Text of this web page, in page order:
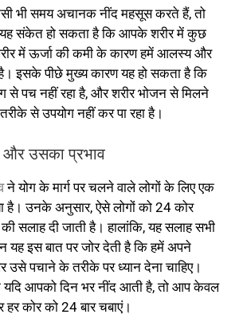
भी समय अचानक नींद महसूस करते हैं, तो
संकेत हो सकता है कि आपके शरीर में कुछ
में ऊर्जा की कमी के कारण हमें आलस्य और
इसके पीछे मुख्य कारण यह हो सकता है कि
से पच नहीं रहा है, और शरीर भोजन से मिलने
से उपयोग नहीं कर पा रहा है।
और उसका प्रभाव
ने योग के मार्ग पर चलने वाले लोगों के लिए एक
है। उनके अनुसार, ऐसे लोगों को 24 कोर
सलाह दी जाती है। हालांकि, यह सलाह सभी
यह इस बात पर जोर देती है कि हमें अपने
उसे पचाने के तरीके पर ध्यान देना चाहिए।
यदि आपको दिन भर नींद आती है, तो आप केवल
कोर को 24 बार चबाएं।